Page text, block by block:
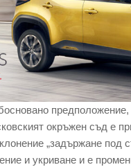
окръжен съд е
„задържане под
и укриване и е